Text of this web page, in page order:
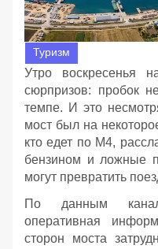
Туризм
Утро воскресенья
сюрпризов: пробок
темпе. И это
мост был на
кто едет по М4,
бензином и ложные
могут превратить
По данным
оперативная
сторон моста